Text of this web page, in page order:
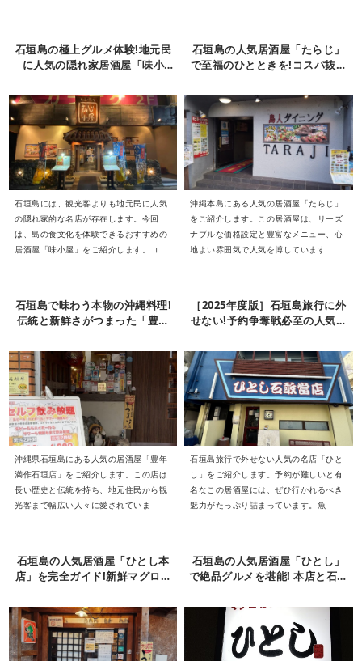
石垣島の極上グルメ体験!地元民
に人気の隠れ家居酒屋「味小
石垣島には、観光客よりも地元民に人気
の隠れ家的な名店が存在します。今回
は、島の食文化を体験できるおすすめの
居酒屋「味小屋」をご紹介します。コ
石垣島の人気居酒屋「たらじ」
で至福のひとときを!コスパ抜群
み放題
沖縄本島にある人気の居酒屋「たらじ」
をご紹介します。この居酒屋は、リーズ
ナブルな価格設定と豊富なメニュー、心
地よい雰囲気で人気を博しています
石垣島で味わう本物の沖縄料理!
伝統と新鮮さがつまった「豊年
沖縄県石垣島にある人気の居酒屋「豊年
満作石垣店」をご紹介します。この店は
長い歴史と伝統を持ち、地元住民から観
光客まで幅広い人々に愛されていま
［2025年度版］石垣島旅行に外
せない!予約争奪戦必至の人気居
石垣島旅行で外せない人気の名店「ひと
し」をご紹介します。予約が難しいと有
名なこの居酒屋には、ぜひ行かれるべき
魅力がたっぷり詰まっています。魚
石垣島の人気居酒屋「ひとし本
店」を完全ガイド!新鮮マグロと
石垣島の人気居酒屋「ひとし」
で絶品グルメを堪能! 本店と石敢